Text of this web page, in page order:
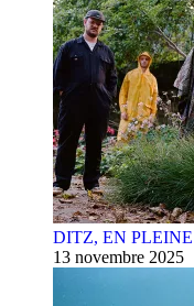
DITZ, EN
13 novembre 2025